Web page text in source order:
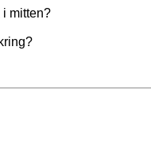
i mitten?